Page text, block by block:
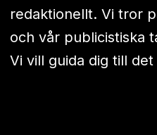
redaktionellt. Vi tror
och vår publicistiska
Vi vill guida dig till